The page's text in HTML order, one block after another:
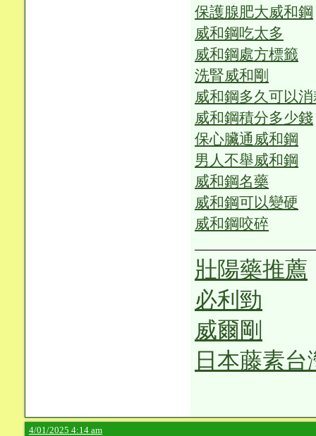
保護腺肥大威和鋼
威和鋼吃太多
威和鋼處方標籤
洗腎威和剛
威和鋼多久可以
威和鋼積分多少錢
保心臟通威和鋼
男人不舉威和鋼
威和鋼名藥
威和鋼可以變硬
威和鋼咬碎
壯陽藥推薦
必利勁
威爾剛
日本藤素
4/01/2025 4:14 am